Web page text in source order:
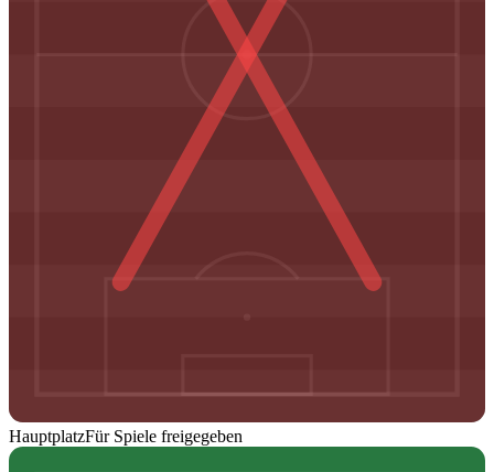
HauptplatzFür Spiele freigegeben